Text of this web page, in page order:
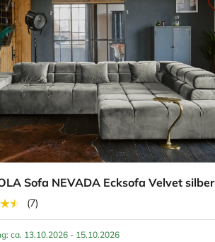
Sofa NEVADA Ecksofa Velvet silber
(7)
ca. 13.10.2026 - 15.10.2026